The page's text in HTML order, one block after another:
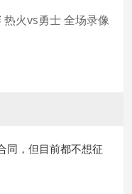
火vs勇士 全场录像
同，但目前都不想征